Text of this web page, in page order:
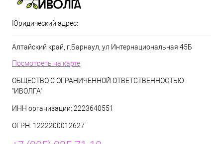
Юридический адрес:
Алтайский край, г.Барнаул, ул Интернациональная 45Б
Посмотреть на карте
ОБЩЕСТВО С ОГРАНИЧЕННОЙ ОТВЕТСТВЕННОСТЬЮ
"ИВОЛГА"
ИНН организации: 2223640551
ОГРН: 1222200012627